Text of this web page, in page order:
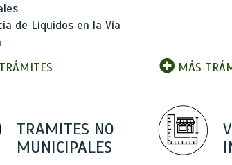
de Líquidos en la Vía
MÁS
TRAMITES NO
MUNICIPALES